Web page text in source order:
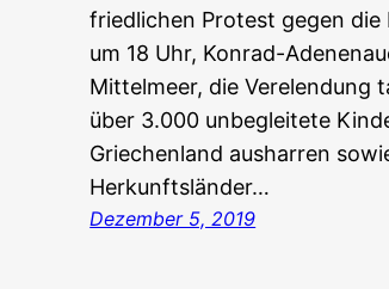
friedlichen Protest gegen die
um 18 Uhr, Konrad-
Mittelmeer, die Verelendung
über 3.000 unbegleitete
Griechenland ausharren
Herkunftsländer…
Dezember 5, 2019